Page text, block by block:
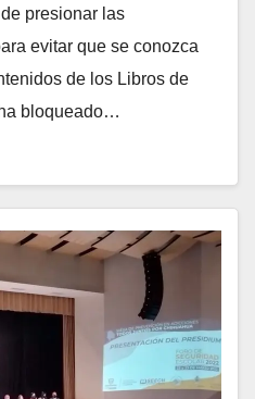
presionar las
evitar que se conozca
de los Libros de
bloqueado…